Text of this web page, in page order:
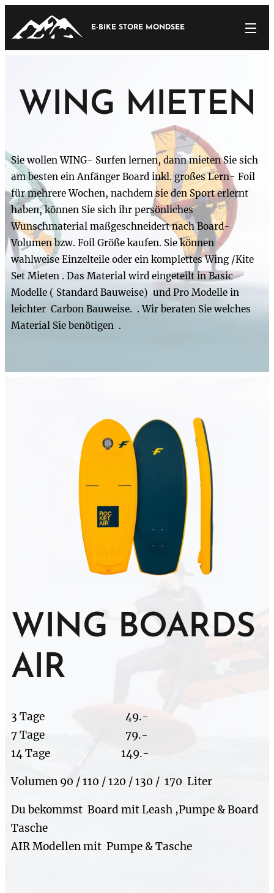
E-BIKE STORE MONDSEE
WING MIETEN
Sie wollen WING- Surfen lernen, dann mieten Sie sich
am besten ein Anfänger Board inkl. großes Lern- Foil
für mehrere Wochen, nachdem sie den Sport erlernt
haben, können Sie sich ihr persönliches
Wunschmaterial maßgeschneidert nach Board-
Volumen bzw. Foil Größe kaufen. Sie können
wahlweise Einzelteile oder ein komplettes Wing /Kite
Set Mieten . Das Material wird eingeteilt in Basic
Modelle ( Standard Bauweise) und Pro Modelle in
leichter Carbon Bauweise. . Wir beraten Sie welches
Material Sie benötigen .
WING BOARDS
AIR
3 Tage 49.-
7 Tage 79.-
14 Tage 149.-
Volumen 90 / 110 / 120 / 130 / 170 Liter
Du bekommst Board mit Leash ,Pumpe & Board
Tasche
AIR Modellen mit Pumpe & Tasche